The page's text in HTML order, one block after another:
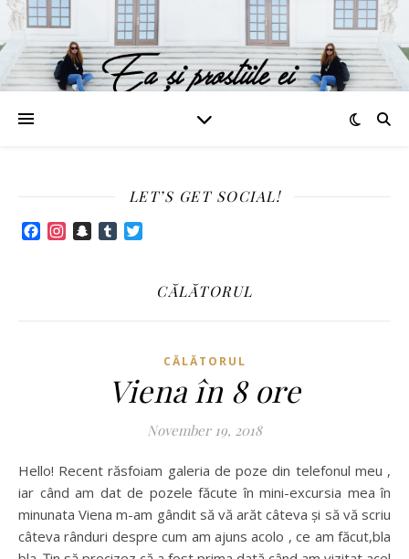
LET’S GET SOCIAL!
FacebookInstagram
Snapchat
Tumblr
CĂLĂTORUL
CĂLĂTORUL
Viena în 8 ore
November 19, 2018
Hello! Recent răsfoiam galeria de poze din telefonul meu ,
iar când am dat de pozele făcute în mini-excursia mea în
minunata Viena m-am gândit să vă arăt câteva și să vă scriu
câteva rânduri despre cum am ajuns acolo , ce am făcut,bla